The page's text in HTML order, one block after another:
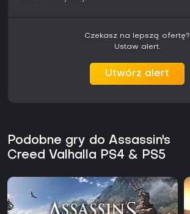
Czekasz na lepszą ofertę?
Ustaw alert.
Utwórz alert
Podobne gry do Assassin's
Creed Valhalla PS4 & PS5